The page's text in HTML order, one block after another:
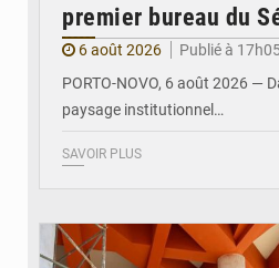
premier bureau du
6 août 2026
Publié à
PORTO-NOVO, 6 août 2026 —
paysage institutionnel…
SAVOIR PLUS